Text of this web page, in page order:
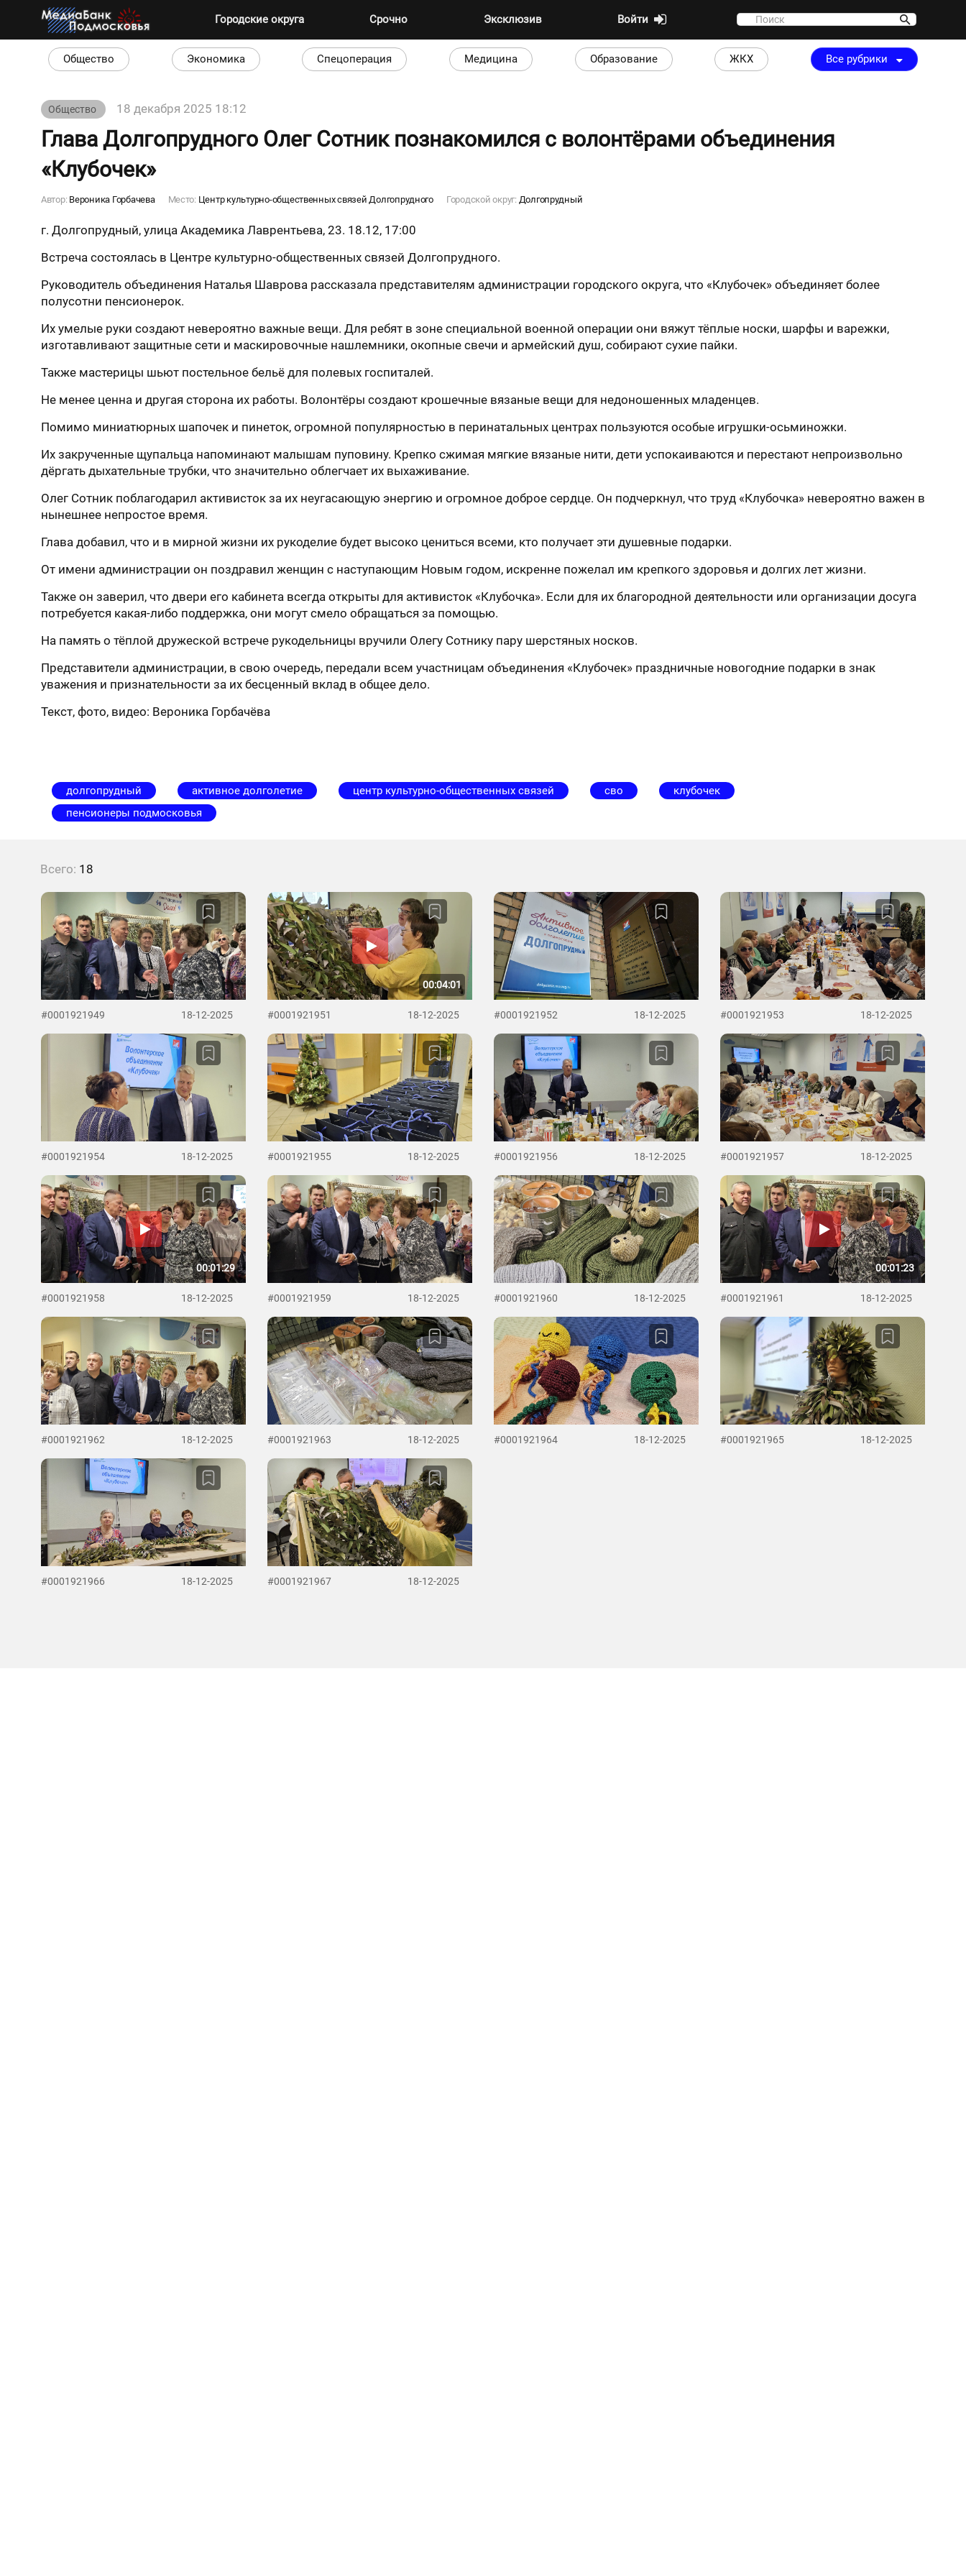
Городские округа Срочно Эксклюзив Войти
Общество Экономика Спецоперация Медицина Образование ЖКХ Все рубрики
Общество 18 декабря 2025 18:12
Глава Долгопрудного Олег Сотник познакомился с волонтёрами объединения
«Клубочек»
Автор: Вероника Горбачева Место: Центр культурно-общественных связей Долгопрудного Городской округ: Долгопрудный
г. Долгопрудный, улица Академика Лаврентьева, 23. 18.12, 17:00
Встреча состоялась в Центре культурно-общественных связей Долгопрудного.
Руководитель объединения Наталья Шаврова рассказала представителям администрации городского округа, что «Клубочек» объединяет более
полусотни пенсионерок.
Их умелые руки создают невероятно важные вещи. Для ребят в зоне специальной военной операции они вяжут тёплые носки, шарфы и варежки,
изготавливают защитные сети и маскировочные нашлемники, окопные свечи и армейский душ, собирают сухие пайки.
Также мастерицы шьют постельное бельё для полевых госпиталей.
Не менее ценна и другая сторона их работы. Волонтёры создают крошечные вязаные вещи для недоношенных младенцев.
Помимо миниатюрных шапочек и пинеток, огромной популярностью в перинатальных центрах пользуются особые игрушки-осьминожки.
Их закрученные щупальца напоминают малышам пуповину. Крепко сжимая мягкие вязаные нити, дети успокаиваются и перестают непроизвольно
дёргать дыхательные трубки, что значительно облегчает их выхаживание.
Олег Сотник поблагодарил активисток за их неугасающую энергию и огромное доброе сердце. Он подчеркнул, что труд «Клубочка» невероятно важен в
нынешнее непростое время.
Глава добавил, что и в мирной жизни их рукоделие будет высоко цениться всеми, кто получает эти душевные подарки.
От имени администрации он поздравил женщин с наступающим Новым годом, искренне пожелал им крепкого здоровья и долгих лет жизни.
Также он заверил, что двери его кабинета всегда открыты для активисток «Клубочка». Если для их благородной деятельности или организации досуга
потребуется какая-либо поддержка, они могут смело обращаться за помощью.
На память о тёплой дружеской встрече рукодельницы вручили Олегу Сотнику пару шерстяных носков.
Представители администрации, в свою очередь, передали всем участницам объединения «Клубочек» праздничные новогодние подарки в знак
уважения и признательности за их бесценный вклад в общее дело.
Текст, фото, видео: Вероника Горбачёва
долгопрудный активное долголетие центр культурно-общественных связей сво
клубочек
пенсионеры подмосковья
Всего: 18
#0001921949 18-12-2025
00:04:01
#0001921951 18-12-2025 #0001921952 18-12-2025 #0001921953 18-12-2025
#0001921954 18-12-2025 #0001921955 18-12-2025 #0001921956 18-12-2025 #0001921957 18-12-2025
00:01:29
#0001921958 18-12-2025 #0001921959 18-12-2025 #0001921960 18-12-2025
00:01:23
#0001921961 18-12-2025
#0001921962 18-12-2025 #0001921963 18-12-2025 #0001921964 18-12-2025 #0001921965 18-12-2025
#0001921966 18-12-2025 #0001921967 18-12-2025